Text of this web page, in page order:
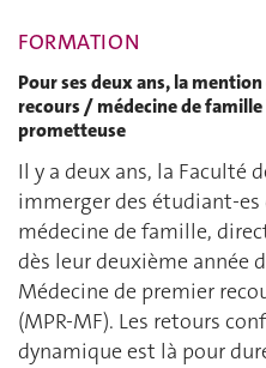
FORMATION
Pour ses deux ans, la
recours / médecine de
prometteuse
Il y a deux ans, la Faculté
immerger des étudiant-es
médecine de famille,
dès leur deuxième année
Médecine de premier
(MPR-MF). Les retours
dynamique est là pour